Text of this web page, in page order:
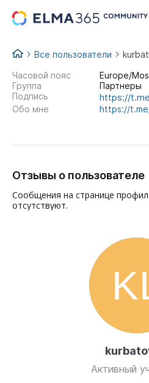
...
Все пользователи
Активный
Часовой пояс
Europe/
Группа
Партнеры
Подпись
https://
Обо мне https://
Отзывы о пользователе
Сообщения на странице
отсутствуют.